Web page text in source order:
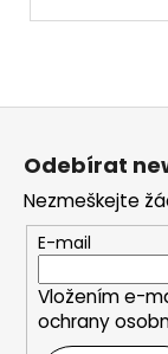
Z
Odebírat
Nezmeškejte
E-mail
Vložením e-
ochrany